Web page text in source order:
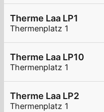
Therme Laa LP1
Thermenplatz 1
Therme Laa LP10
Thermenplatz 1
Therme Laa LP2
Thermenplatz 1